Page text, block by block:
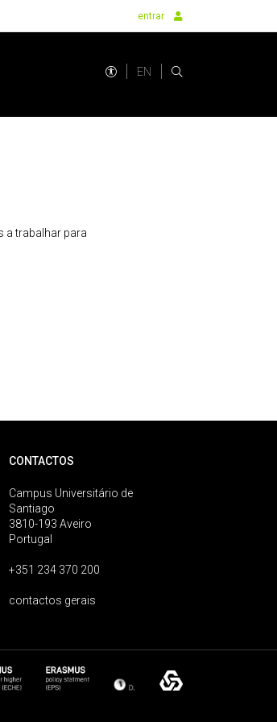
entrar
EN
a trabalhar para
CONTACTOS
Campus Universitário de
Santiago
3810-193 Aveiro
Portugal
+351 234 370 200
contactos gerais